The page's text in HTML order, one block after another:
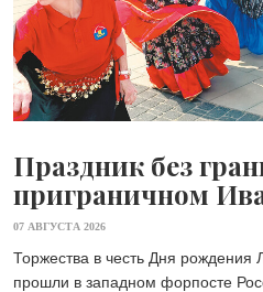
Праздник без
приграничном
07 АВГУСТА 2026
Торжества в честь Дня рождения
прошли в западном форпосте